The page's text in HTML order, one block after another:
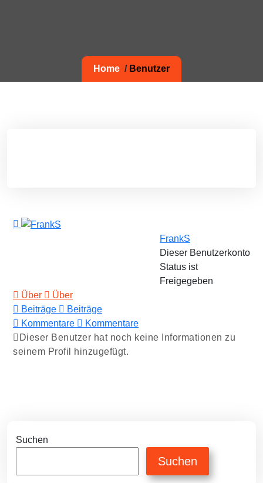
Home / Benutzer
FrankS
Dieser Benutzerkonto
Status ist
Freigegeben
Über
Über
Beiträge
Beiträge
Kommentare
Kommentare
Dieser Benutzer hat noch keine Informationen zu
seinem Profil hinzugefügt.
Suchen
Suchen